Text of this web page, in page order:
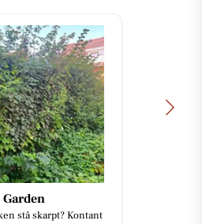
Garden
stå skarpt? Kontant